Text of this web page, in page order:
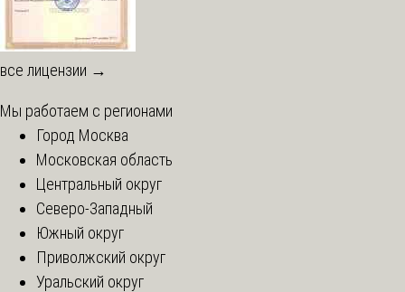
все лицензии →
Мы работаем с регионами
Город Москва
Московская область
Центральный округ
Северо-Западный
Южный округ
Приволжский округ
Уральский округ